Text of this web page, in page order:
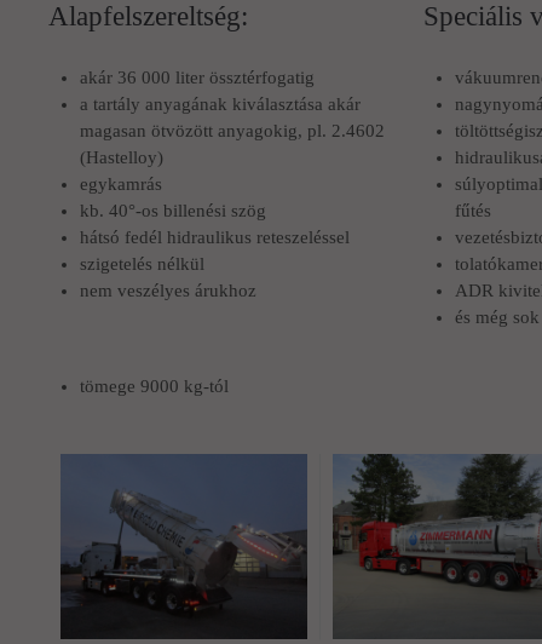
Alapfelszereltség:
akár 36 000 liter össztérfogatig
a tartály anyagának kiválasztása akár
magasan ötvözött anyagokig, pl. 2.4602
(Hastelloy)
egykamrás
kb. 40°-os billenési szög
hátsó fedél hidraulikus reteszeléssel
szigetelés nélkül
nem veszélyes árukhoz
tömege 9000 kg-tól
Speciális
fűtés
ADR
és még